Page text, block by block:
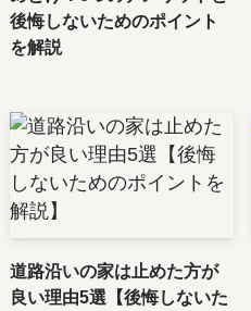
後悔しないためのポイント
を解説
道路沿いの家は止めた方が
良い理由5選【後悔しないた